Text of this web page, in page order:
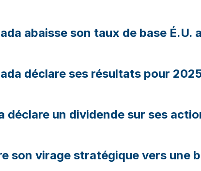
abaisse son taux de base É.U.
déclare ses résultats pour
déclare un dividende sur ses
son virage stratégique vers une